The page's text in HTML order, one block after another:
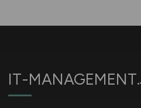
IT-